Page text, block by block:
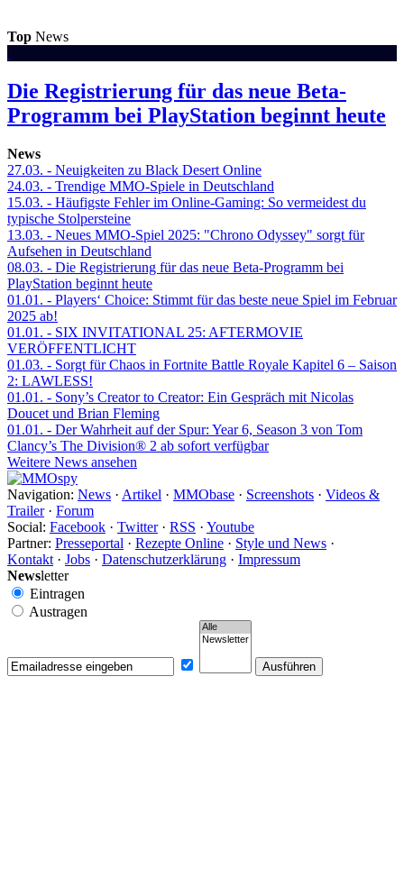
Top News
Die Registrierung für das neue Beta-
Programm bei PlayStation beginnt heute
News
27.03. - Neuigkeiten zu Black Desert Online
24.03. - Trendige MMO-Spiele in Deutschland
15.03. - Häufigste Fehler im Online-Gaming: So vermeidest du
typische Stolpersteine
13.03. - Neues MMO-Spiel 2025: "Chrono Odyssey" sorgt für
Aufsehen in Deutschland
08.03. - Die Registrierung für das neue Beta-Programm bei
PlayStation beginnt heute
01.01. - Players‘ Choice: Stimmt für das beste neue Spiel im Februar
2025 ab!
01.01. - SIX INVITATIONAL 25: AFTERMOVIE
VERÖFFENTLICHT
01.03. - Sorgt für Chaos in Fortnite Battle Royale Kapitel 6 – Saison
2: LAWLESS!
01.01. - Sony’s Creator to Creator: Ein Gespräch mit Nicolas
Doucet und Brian Fleming
01.01. - Der Wahrheit auf der Spur: Year 6, Season 3 von Tom
Clancy’s The Division® 2 ab sofort verfügbar
Weitere News ansehen
Navigation: News · Artikel · MMObase · Screenshots · Videos &
Trailer· Forum
Social: Facebook · Twitter· RSS · Youtube
Partner: Presseportal · Rezepte Online · Style und News ·
Kontakt · Jobs · Datenschutzerklärung · Impressum
Newsletter
Eintragen
Austragen